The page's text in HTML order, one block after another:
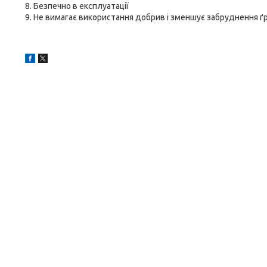
8. Безпечно в експлуатації
9. Не вимагає використання добрив і зменшує забруднення